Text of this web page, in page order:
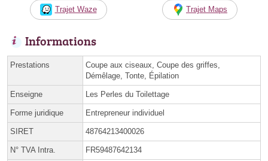
Trajet Waze Trajet Maps
Informations
Prestations
Coupe aux ciseaux, Coupe des griffes,
Démêlage, Tonte, Épilation
Enseigne Les Perles du Toilettage
Forme juridique Entrepreneur individuel
SIRET 48764213400026
N° TVA Intra. FR59487642134